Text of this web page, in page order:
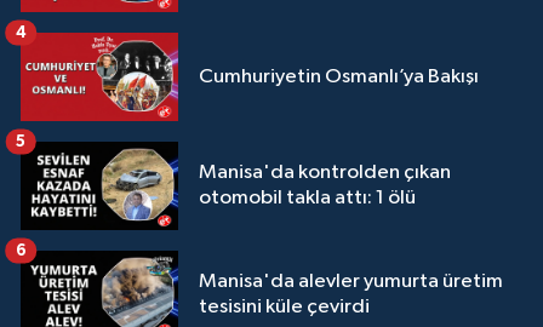
Cumhuriyetin Osmanlı’ya Bakışı
4
Manisa'da kontrolden çıkan
otomobil takla attı: 1 ölü
5
Manisa'da alevler yumurta üretim
tesisini küle çevirdi
6